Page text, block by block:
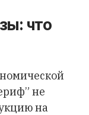
что
не
на